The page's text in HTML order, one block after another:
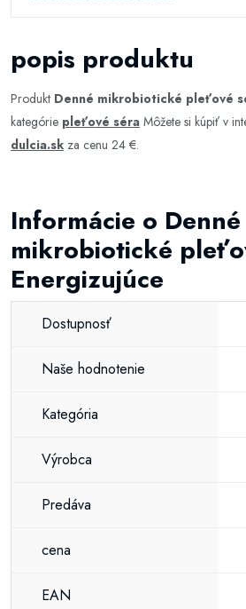
popis produktu
Produkt Denné mikrobiotické pleťové
kategórie pleťové séra Môžete si kúpiť v
dulcia.sk za cenu 24 €.
Informácie o Denné
mikrobiotické
Energizujúce
Dostupnosť
Naše hodnotenie
Kategória
Výrobca
Predáva
cena
EAN